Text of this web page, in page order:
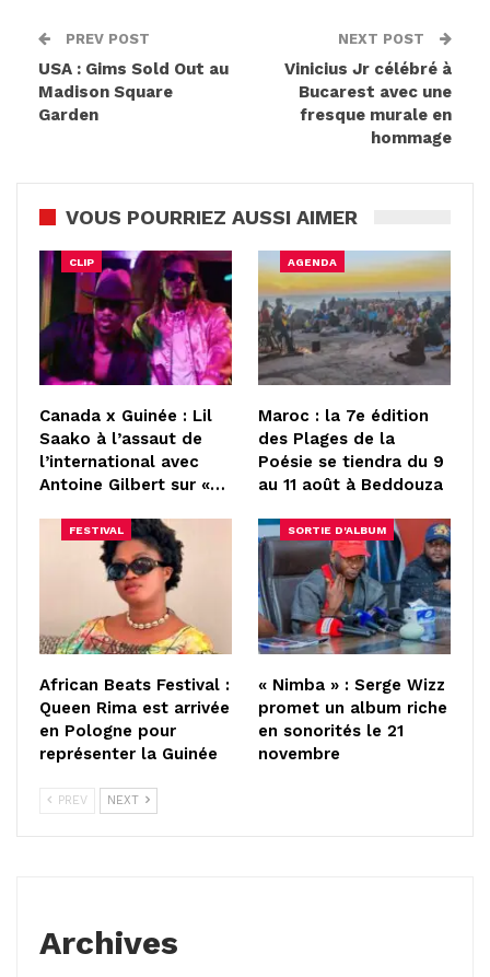
PREV POST
USA : Gims Sold Out au
Madison Square
Garden
NEXT POST
Vinicius Jr célébré à
Bucarest avec une
fresque murale en
hommage
VOUS POURRIEZ AUSSI AIMER
CLIP
Canada x Guinée : Lil
Saako à l’assaut de
l’international avec
Antoine Gilbert sur «…
AGENDA
Maroc : la 7e édition
des Plages de la
Poésie se tiendra du 9
au 11 août à Beddouza
FESTIVAL
African Beats Festival :
Queen Rima est arrivée
en Pologne pour
représenter la Guinée
SORTIE D'ALBUM
« Nimba » : Serge Wizz
promet un album riche
en sonorités le 21
novembre
PREV NEXT
Archives